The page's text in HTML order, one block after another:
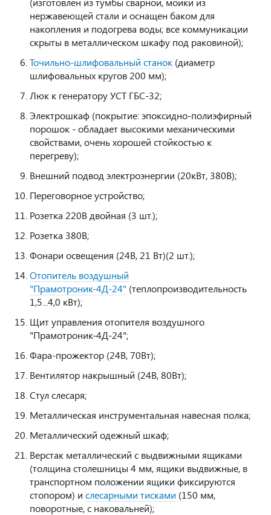
нержавеющей стали и оснащен баком для
накопления и подогрева воды; все коммуникации
скрыты в металлическом шкафу под раковиной);
Точильно-шлифовальный станок (диаметр
шлифовальных кругов 200 мм);
Люк к генератору УСТ ГБС-32;
Электрошкаф (покрытие: эпоксидно-полиэфирный
порошок - обладает высокими механическими
свойствами, очень хорошей стойкостью к
перегреву);
Внешний подвод электроэнергии (20кВт, 380В);
Переговорное устройство;
Розетка 220В двойная (3 шт.);
Розетка 380В;
Фонари освещения (24В, 21 Вт)(2 шт.);
Отопитель воздушный
"Прамотроник-4Д-24" (теплопроизводительность
1,5...4,0 кВт);
Щит управления отопителя воздушного
"Прамотроник-4Д-24";
Фара-прожектор (24В, 70Вт);
Вентилятор накрышный (24В, 80Вт);
Стул слесаря;
Металлическая инструментальная навесная полка;
Металлический одежный шкаф;
Верстак металлический с выдвижными ящиками
(толщина столешницы 4 мм, ящики выдвижные, в
транспортном положении ящики фиксируются
стопором) и слесарными тисками (150 мм,
поворотные, с наковальней);